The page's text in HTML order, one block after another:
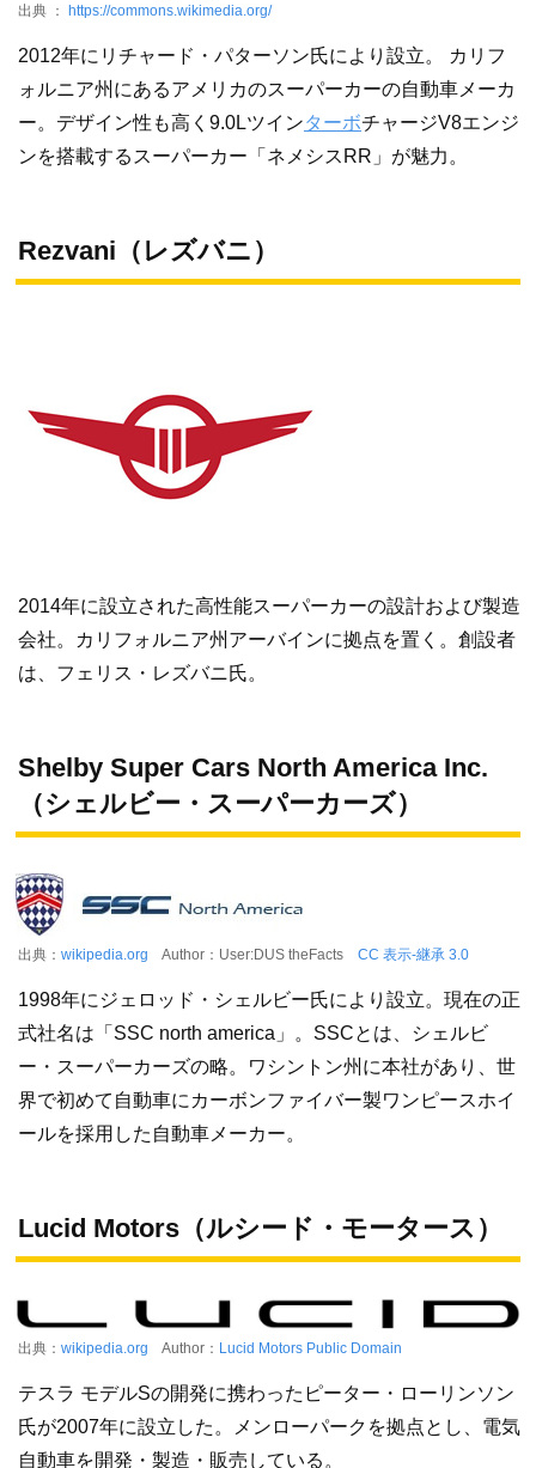
出典 ：
https://commons.wikimedia.org/
2012年にリチャード・パターソン氏により設立。 カリフ
ォルニア州にあるアメリカのスーパーカーの自動車メーカ
ー。デザイン性も高く9.0LツインターボチャージV8エンジ
ンを搭載するスーパーカー「ネメシスRR」が魅力。
Rezvani（レズバニ）
2014年に設立された高性能スーパーカーの設計および製造
会社。カリフォルニア州アーバインに拠点を置く。創設者
は、フェリス・レズバニ氏。
Shelby Super Cars North America Inc.
（シェルビー・スーパーカーズ）
出典： wikipedia.org Author：User:DUS theFacts CC 表示-継承 3.0
1998年にジェロッド・シェルビー氏により設立。現在の正
式社名は「SSC north america」。SSCとは、シェルビ
ー・スーパーカーズの略。ワシントン州に本社があり、世
界で初めて自動車にカーボンファイバー製ワンピースホイ
ールを採用した自動車メーカー。
Lucid Motors（ルシード・モータース）
出典： wikipedia.org Author： Lucid Motors Public Domain
テスラ モデルSの開発に携わったピーター・ローリンソン
氏が2007年に設立した。メンローパークを拠点とし、電気
自動車を開発・製造・販売している。